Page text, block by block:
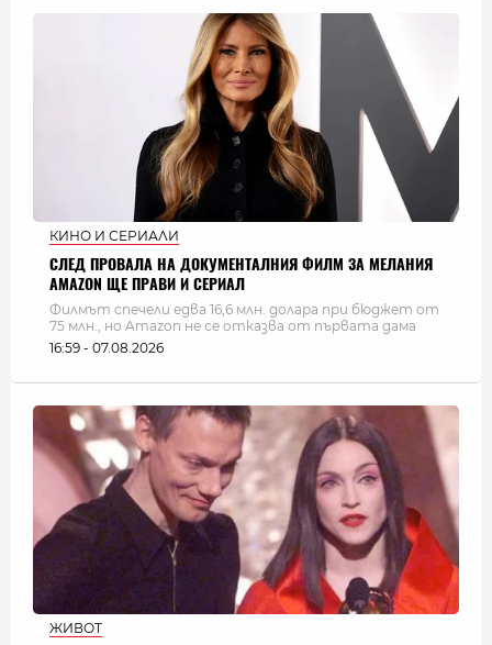
КИНО И СЕРИАЛИ
СЛЕД ПРОВАЛА НА ДОКУМЕНТАЛНИЯ ФИЛМ ЗА МЕЛАНИЯ
AMAZON ЩЕ ПРАВИ И СЕРИАЛ
Филмът спечели едва 16,6 млн. долара при бюджет от
75 млн., но Amazon не се отказва от първата дама
16:59 - 07.08.2026
ЖИВОТ